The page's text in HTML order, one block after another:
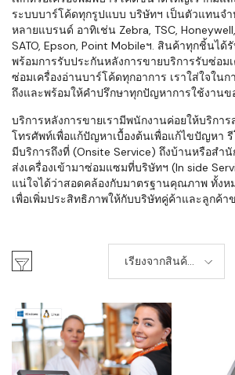
ระบบบาร์โค้ดทุกรูปแบบ บริษัทฯ เป็นตัวแทนจ
หลายแบรนด์ อาทิเช่น Zebra, TSC,
SATO, Epson, Point Mobileฯ. สินค้าทุกชิ้นไ
พร้อมการรับประกันหลังการขายบริการรับซ่อม
ซ่อมเครื่องอ่านบาร์โค้ดทุกอาการ เราใส่ใจใน
ถึงและพร้อมให้คำปรึกษาทุกปัญหาการใช้งานข
บริการหลังการขายเรามีพนักงานค่อยให้บริกา
โทรศัพท์เพื่อแก้ปัญหาเบื้องต้นเพื่อแก้ไขปัญหา
มีบริการถึงที่ (Onsite Service) ถึงบ้านหรือสำ
ส่งเครื่องเข้ามาซ่อมแซมที่บริษัทฯ (In side
แน่ใจได้ว่าสอดคล้องกับมาตรฐานคุณภาพ ทั้งห
เพื่อเพิ่มประสิทธิภาพให้กับบริษัทคู่ค้าและลูกค้าข
เรียงจากสินค้า
เก่า-ใหม่